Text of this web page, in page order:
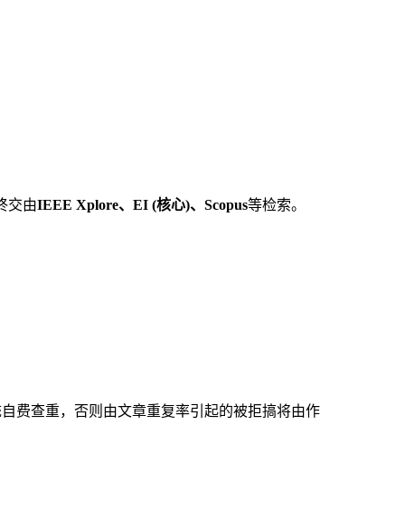
交由IEEE Xplore、 EI (核心)、 Scopus等检索。
费查重，否则由文章重复率引起的被拒搞将由作